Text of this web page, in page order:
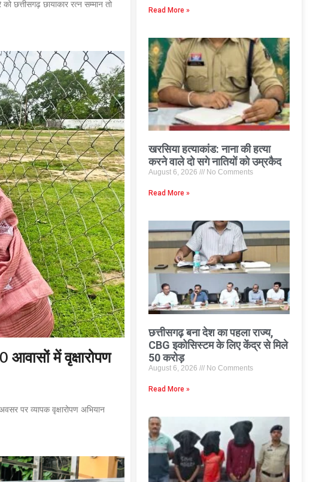
छत्तीसगढ़ छायाकार रत्न सम्मान तो
में वृक्षारोपण
पर व्यापक वृक्षारोपण अभियान
Read More »
खरसिया हत्याकांड: नाना की हत्या
करने वाले दो सगे नातियों को उम्रकैद
August 6, 2026 No Comments
Read More »
छत्तीसगढ़ बना देश का पहला राज्य,
CBG इकोसिस्टम के लिए केंद्र से मिले
50 करोड़
August 6, 2026 No Comments
Read More »